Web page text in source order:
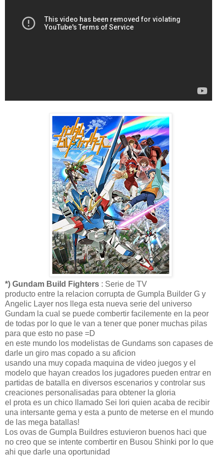
*) Gundam Build Fighters : Serie de TV
producto entre la relacion corrupta de Gumpla Builder G y
Angelic Layer nos llega esta nueva serie del universo
Gundam la cual se puede combertir facilemente en la peor
de todas por lo que le van a tener que poner muchas pilas
para que esto no pase =D
en este mundo los modelistas de Gundams son capases de
darle un giro mas copado a su aficion
usando una muy copada maquina de video juegos y el
modelo que hayan creados los jugadores pueden entrar en
partidas de batalla en diversos escenarios y controlar sus
creaciones personalisadas para obtener la gloria
el prota es un chico llamado Sei Iori quien acaba de recibir
una intersante gema y esta a punto de meterse en el mundo
de las mega batallas!
Los ovas de Gumpla Buildres estuvieron buenos haci que
no creo que se intente combertir en Busou Shinki por lo que
ahi que darle una oportunidad